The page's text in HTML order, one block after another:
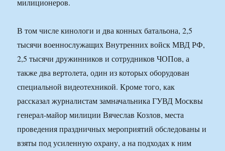
милиционеров.
В том числе кинологи и два конных батальона, 2,5
тысячи военнослужащих Внутренних войск МВД РФ,
2,5 тысячи дружинников и сотрудников ЧОПов, а
также два вертолета, один из которых оборудован
специальной видеотехникой. Кроме того, как
рассказал журналистам замначальника ГУВД Москвы
генерал-майор милиции Вячеслав Козлов, места
проведения праздничных мероприятий обследованы и
взяты под усиленную охрану, а на подходах к ним